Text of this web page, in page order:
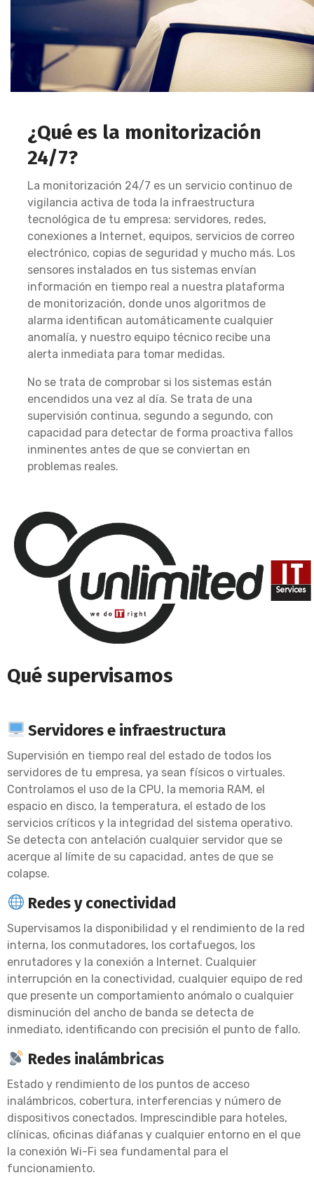
¿Qué es la monitorización
24/7?
La monitorización 24/7 es un servicio continuo de
vigilancia activa de toda la infraestructura
tecnológica de tu empresa: servidores, redes,
conexiones a Internet, equipos, servicios de correo
electrónico, copias de seguridad y mucho más. Los
sensores instalados en tus sistemas envían
información en tiempo real a nuestra plataforma
de monitorización, donde unos algoritmos de
alarma identifican automáticamente cualquier
anomalía, y nuestro equipo técnico recibe una
alerta inmediata para tomar medidas.
No se trata de comprobar si los sistemas están
encendidos una vez al día. Se trata de una
supervisión continua, segundo a segundo, con
capacidad para detectar de forma proactiva fallos
inminentes antes de que se conviertan en
problemas reales.
Qué supervisamos
Servidores e infraestructura
Supervisión en tiempo real del estado de todos los
servidores de tu empresa, ya sean físicos o virtuales.
Controlamos el uso de la CPU, la memoria RAM, el
espacio en disco, la temperatura, el estado de los
servicios críticos y la integridad del sistema operativo.
Se detecta con antelación cualquier servidor que se
acerque al límite de su capacidad, antes de que se
colapse.
Redes y conectividad
Supervisamos la disponibilidad y el rendimiento de la red
interna, los conmutadores, los cortafuegos, los
enrutadores y la conexión a Internet. Cualquier
interrupción en la conectividad, cualquier equipo de red
que presente un comportamiento anómalo o cualquier
disminución del ancho de banda se detecta de
inmediato, identificando con precisión el punto de fallo.
Redes inalámbricas
Estado y rendimiento de los puntos de acceso
inalámbricos, cobertura, interferencias y número de
dispositivos conectados. Imprescindible para hoteles,
clínicas, oficinas diáfanas y cualquier entorno en el que
la conexión Wi-Fi sea fundamental para el
funcionamiento.